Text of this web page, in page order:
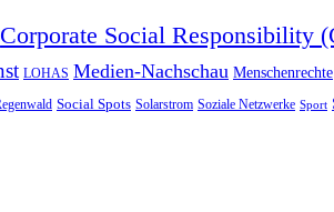
Corporate Social Responsibility
LOHAS Medien-Nachschau Menschenrechte
Social Spots Solarstrom Soziale Netzwerke Sport